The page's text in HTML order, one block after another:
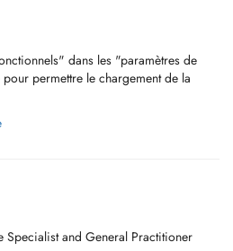
dans les "paramètres de
permettre le chargement de la
Specialist and General Practitioner